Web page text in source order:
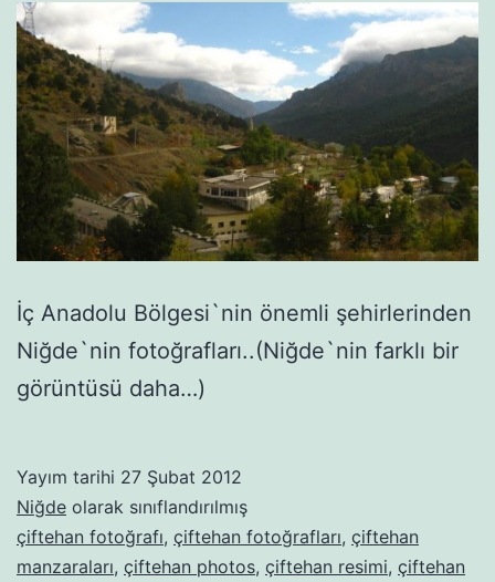
İç Anadolu Bölgesi`nin önemli şehirlerinden
Niğde`nin fotoğrafları..(Niğde`nin farklı bir
görüntüsü daha…)
Yayım tarihi 27 Şubat 2012
Niğde olarak sınıflandırılmış
çiftehan fotoğrafı, çiftehan fotoğrafları, çiftehan
manzaraları, çiftehan photos, çiftehan resimi, çiftehan